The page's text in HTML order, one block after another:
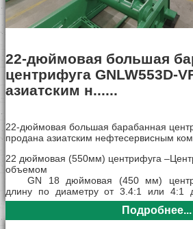
22-дюймовая большая
центрифуга GNLW553D-
азиатским н......
22-дюймовая большая барабанная
продана азиатским нефтесервисным
22 дюймовая (550мм) центрифуга
объемом
GN 18 дюймовая (450 мм)
длину по диаметру от 3.4:1 или 4:1
плотностью твердых тел от
эксплуатационных расходов.
привода 75 л. с и 30 л. с. и обратно-
Подробнее...